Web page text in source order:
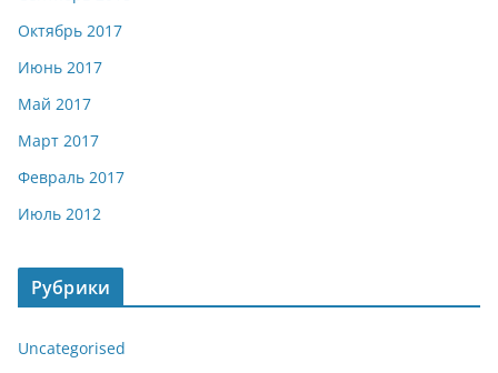
Октябрь 2017
Июнь 2017
Май 2017
Март 2017
Февраль 2017
Июль 2012
Рубрики
Uncategorised